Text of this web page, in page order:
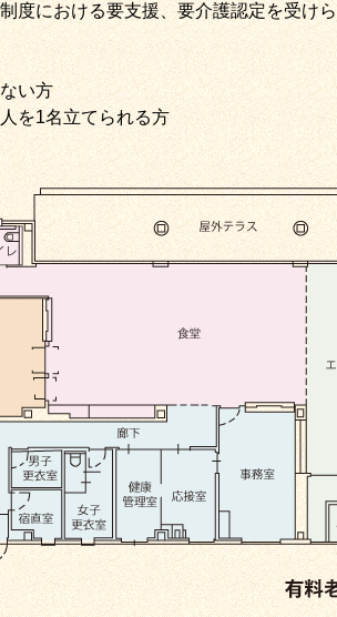
度における要支援、要介護認定を受けら
い方
を1名立てられる方